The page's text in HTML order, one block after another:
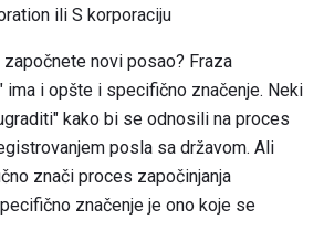
ili S korporaciju
novi posao? Fraza
ima i opšte i specifično značenje. Neki
kako bi se odnosili na proces
posla sa državom. Ali
znači proces započinjanja
značenje je ono koje se